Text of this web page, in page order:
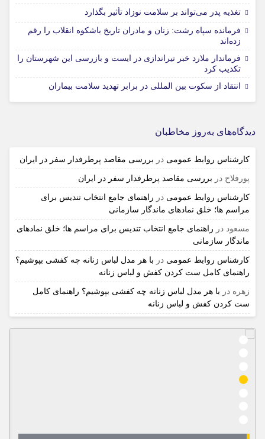
تغذیه پدر می‌تواند بر سلامت نوزاد تأثیر بگذارد
فرمانده سپاه رشت: زنان و مادران تاریخ باشکوه انقلاب را رقم
زده‌اند
فرماندار ملارد خبر تیراندازی در ایست و بازرسی این شهرستان را
تکذیب کرد
انتقاد از سکوت بین المللی در برابر تهدید سلامت بیماران
دیدگاه‌های به‌روز مخاطبان
کارشناس روابط عمومی در بررسی مقاصد پرطرفدار سفر در ایران
پورفلاح در بررسی مقاصد پرطرفدار سفر در ایران
کارشناس روابط عمومی در راهنمای جامع انتخاب تندیس برای
مراسم ها؛ خلق نمادهای ماندگار سازمانی
مسعود در راهنمای جامع انتخاب تندیس برای مراسم ها؛ خلق نمادهای
ماندگار سازمانی
کارشناس روابط عمومی در با هر مدل لباس زنانه چه کفشی بپوشیم؟
راهنمای کامل ست کردن کفش و لباس زنانه
زهره در با هر مدل لباس زنانه چه کفشی بپوشیم؟ راهنمای کامل
ست کردن کفش و لباس زنانه